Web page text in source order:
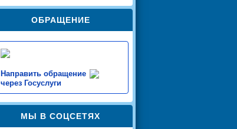
ОБРАЩЕНИЕ
Направить обращение
через Госуслуги
МЫ В СОЦСЕТЯХ